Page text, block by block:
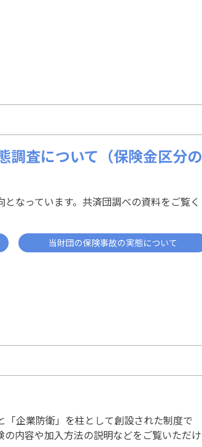
調査について（保険金区分の
なっています。共済団調べの資料をご覧く
当財団の保険事故の実態について
企業防衛」を柱として創設された制度で
内容や加入方法の説明などをご覧いただけ